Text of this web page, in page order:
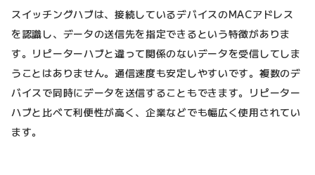
スイッチングハブは、接続しているデバイスのMACアドレス
を認識し、データの送信先を指定できるという特徴がありま
す。リピーターハブと違って関係のないデータを受信してしま
うことはありません。通信速度も安定しやすいです。複数のデ
バイスで同時にデータを送信することもできます。リピーター
ハブと比べて利便性が高く、企業などでも幅広く使用されてい
ます。